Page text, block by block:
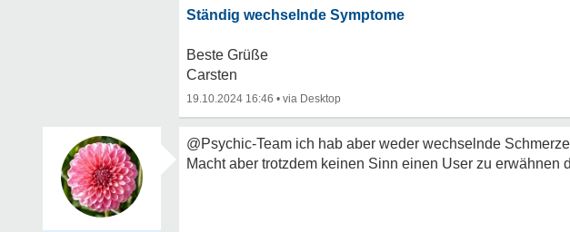
Ständig wechselnde Symptome
Beste Grüße
Carsten
19.10.2024 16:46 •
@Psychic-Team ich hab aber weder wechselnde
Macht aber trotzdem keinen Sinn einen User zu erwähnen